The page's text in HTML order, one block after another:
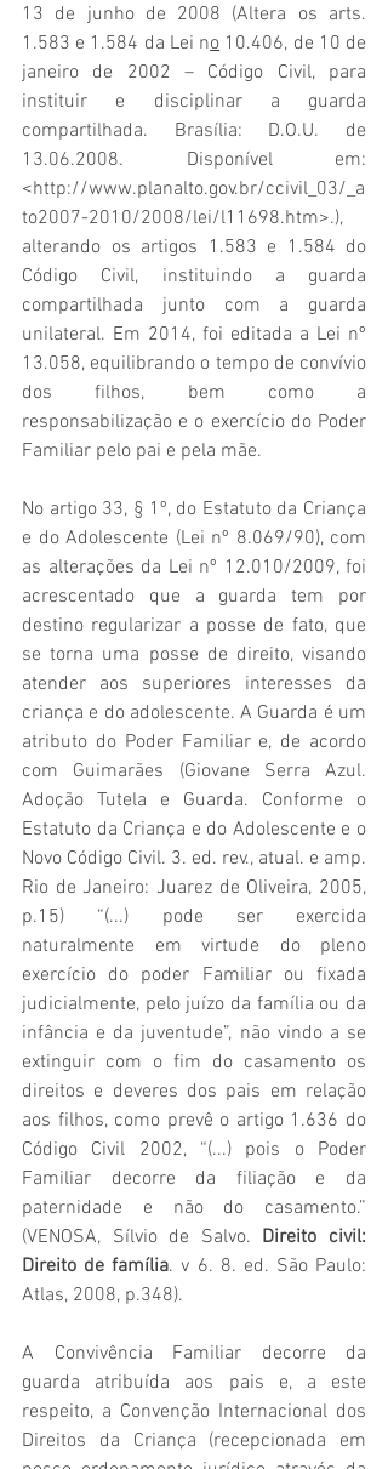
13 de junho de 2008 (Altera os arts.
1.583 e 1.584 da Lei no 10.406, de 10 de
janeiro de 2002 – Código Civil, para
instituir e disciplinar a guarda
compartilhada. Brasília: D.O.U. de
13.06.2008. Disponível em:
<http://www.planalto.gov.br/ccivil_03/_a
to2007-2010/2008/lei/l11698.htm>.),
alterando os artigos 1.583 e 1.584 do
Código Civil, instituindo a guarda
compartilhada junto com a guarda
unilateral. Em 2014, foi editada a Lei nº
13.058, equilibrando o tempo de convívio
dos filhos, bem como a
responsabilização e o exercício do Poder
Familiar pelo pai e pela mãe.
No artigo 33, § 1º, do Estatuto da Criança
e do Adolescente (Lei nº 8.069/90), com
as alterações da Lei nº 12.010/2009, foi
acrescentado que a guarda tem por
destino regularizar a posse de fato, que
se torna uma posse de direito, visando
atender aos superiores interesses da
criança e do adolescente. A Guarda é um
atributo do Poder Familiar e, de acordo
com Guimarães (Giovane Serra Azul.
Adoção Tutela e Guarda. Conforme o
Estatuto da Criança e do Adolescente e o
Novo Código Civil. 3. ed. rev., atual. e amp.
Rio de Janeiro: Juarez de Oliveira, 2005,
p.15) “(...) pode ser exercida
naturalmente em virtude do pleno
exercício do poder Familiar ou fixada
judicialmente, pelo juízo da família ou da
infância e da juventude”, não vindo a se
extinguir com o fim do casamento os
direitos e deveres dos pais em relação
aos filhos, como prevê o artigo 1.636 do
Código Civil 2002, “(...) pois o Poder
Familiar decorre da filiação e da
paternidade e não do casamento.”
(VENOSA, Sílvio de Salvo. Direito civil:
Direito de família. v 6. 8. ed. São Paulo:
Atlas, 2008, p.348).
A Convivência Familiar decorre da
guarda atribuída aos pais e, a este
respeito, a Convenção Internacional dos
Direitos da Criança (recepcionada em